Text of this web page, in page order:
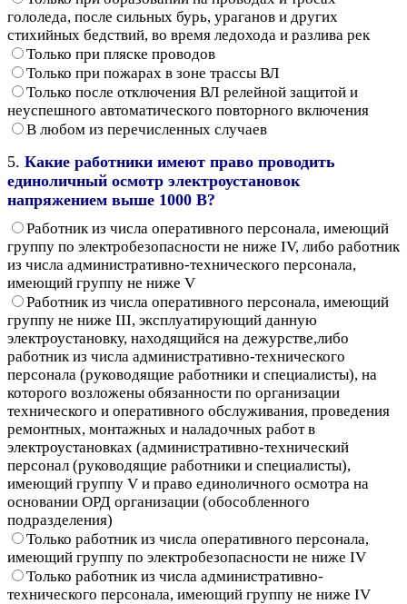
гололеда, после сильных бурь, ураганов и других
стихийных бедствий, во время ледохода и разлива рек
Только при пляске проводов
Только при пожарах в зоне трассы ВЛ
Только после отключения ВЛ релейной защитой и
неуспешного автоматического повторного включения
В любом из перечисленных случаев
5. Какие работники имеют право проводить
единоличный осмотр электроустановок
напряжением выше 1000 В?
Работник из числа оперативного персонала, имеющий
группу по электробезопасности не ниже IV, либо работник
из числа административно-технического персонала,
имеющий группу не ниже V
Работник из числа оперативного персонала, имеющий
группу не ниже III, эксплуатирующий данную
электроустановку, находящийся на дежурстве,либо
работник из числа административно-технического
персонала (руководящие работники и специалисты), на
которого возложены обязанности по организации
технического и оперативного обслуживания, проведения
ремонтных, монтажных и наладочных работ в
электроустановках (административно-технический
персонал (руководящие работники и специалисты),
имеющий группу V и право единоличного осмотра на
основании ОРД организации (обособленного
подразделения)
Только работник из числа оперативного персонала,
имеющий группу по электробезопасности не ниже IV
Только работник из числа административно-
технического персонала, имеющий группу не ниже IV